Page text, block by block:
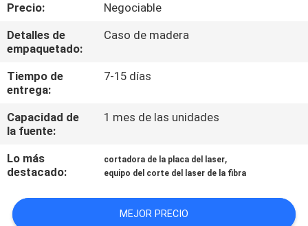
POR
LA
FÁBRICA
CONTROL
DE
CALIDAD
CONTÁCTENOS
Precio:
Negociable
Detalles de
empaquetado:
Caso de madera
Tiempo de
entrega:
7-15 días
Capacidad de
la fuente:
1 mes de las unidades
Lo más
destacado:
cortadora de la placa del laser,
equipo del corte del laser de la fibra
MEJOR PRECIO